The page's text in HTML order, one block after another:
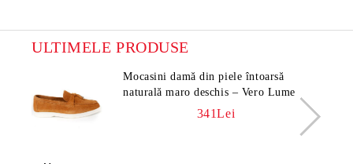
ULTIMELE PRODUSE
Mocasini damă din piele întoarsă
naturală maro deschis – Vero Lume
341Lei